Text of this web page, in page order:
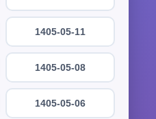
1405-05-11
1405-05-08
1405-05-06